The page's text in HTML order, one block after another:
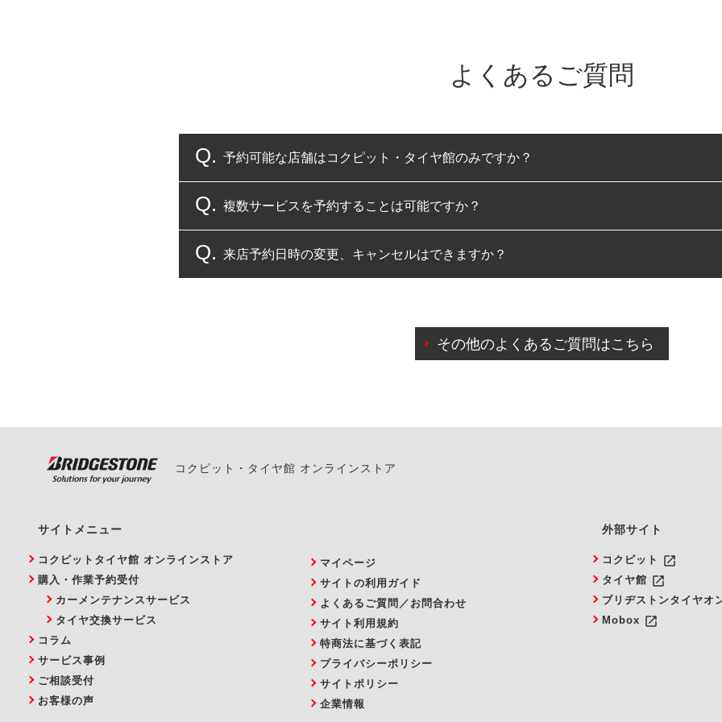
よくあるご質問
予約可能な店舗はコクピット・タイヤ館のみですか？
コクピット・タイヤ館のみとなります。
複数サービスを予約することは可能ですか？
複数サービスのご予約は可能です。
来店予約日時の変更、キャンセルはできますか？
また、やむを得ない事由によりご予約のキャンセルをご希望の際は、直接ご予約いた
その他のよくあるご質問はこちら
コクピット・タイヤ館 オンラインストア
サイトメニュー
コクピットタイヤ館 オンラインストア
購入・作業予約受付
カーメンテナンスサービス
タイヤ交換サービス
コラム
サービス事例
ご相談受付
お客様の声
マイページ
サイトの利用ガイド
よくあるご質問／お問合わせ
サイト利用規約
特商法に基づく表記
プライバシーポリシー
サイトポリシー
企業情報
外部サイト
コクピット launch
タイヤ館 launch
ブリヂストンタイヤオ
Mobox launch